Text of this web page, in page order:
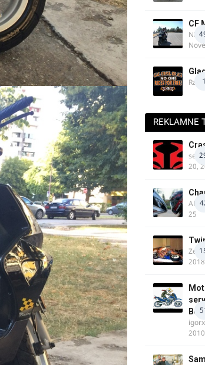
CF
1
REKLAMNE
20,
25
2018
2010